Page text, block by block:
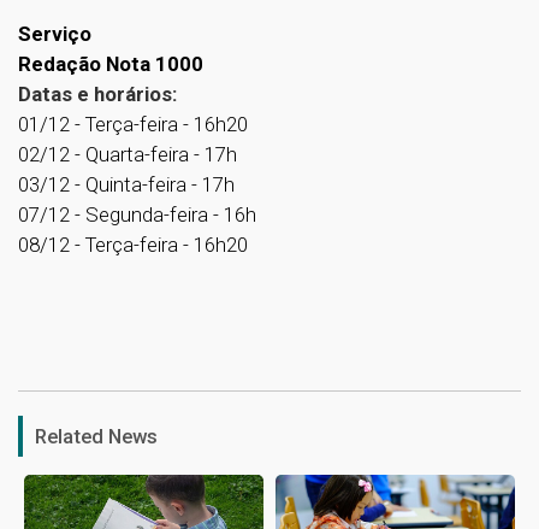
Serviço
Redação Nota 1000
Datas e horários:
01/12 - Terça-feira - 16h20
02/12 - Quarta-feira - 17h
03/12 - Quinta-feira - 17h
07/12 - Segunda-feira - 16h
08/12 - Terça-feira - 16h20
Related News